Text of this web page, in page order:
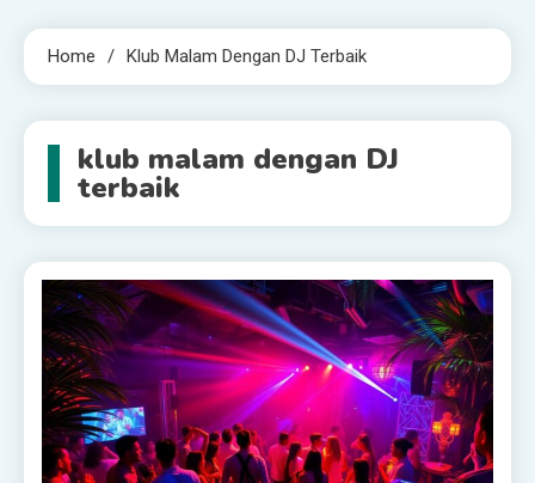
Home Klub Malam Dengan DJ Terbaik
klub malam dengan DJ
terbaik